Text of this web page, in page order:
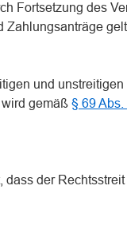
Fortsetzung des
und
gemäß § 69 Abs.
dass der